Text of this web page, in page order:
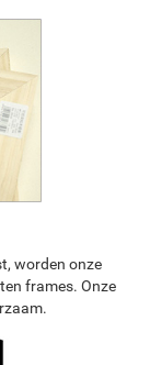
worden onze
frames. Onze